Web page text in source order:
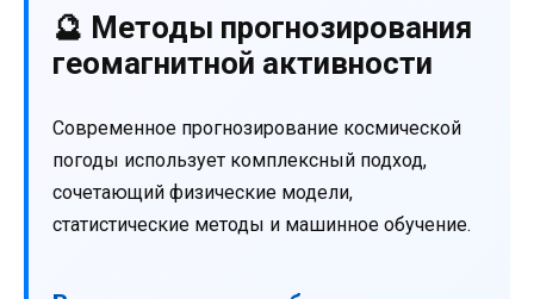
🔮 Методы прогнозирования
геомагнитной активности
Современное прогнозирование космической
погоды использует комплексный подход,
сочетающий физические модели,
статистические методы и машинное обучение.